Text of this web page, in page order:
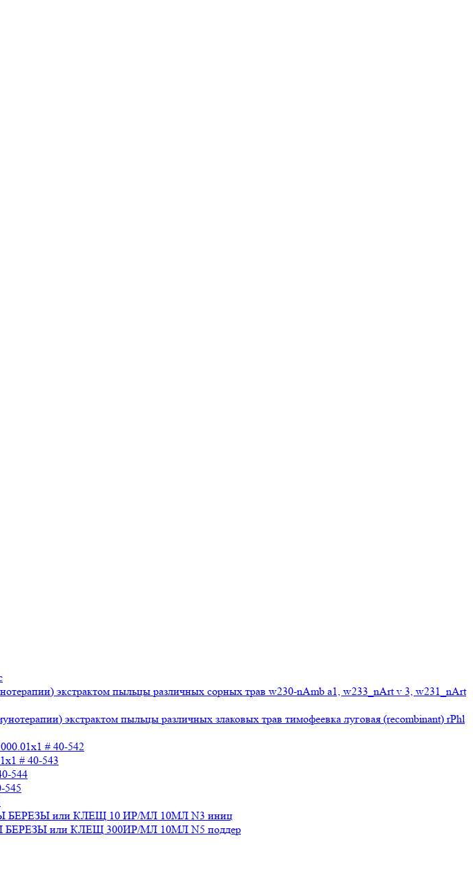
экстрактом пыльцы различных сорных трав w230-nAmb a1, w233_nArt v 3, w231_nArt
экстрактом пыльцы различных злаковых трав тимофеевка луговая (recombinant) rPhl
# 40-542
# 40-543
544
545
БЕРЕЗЫ или КЛЕЩ 10 ИР/МЛ 10МЛ N3 иниц
или КЛЕЩ 300ИР/МЛ 10МЛ N5 поддер